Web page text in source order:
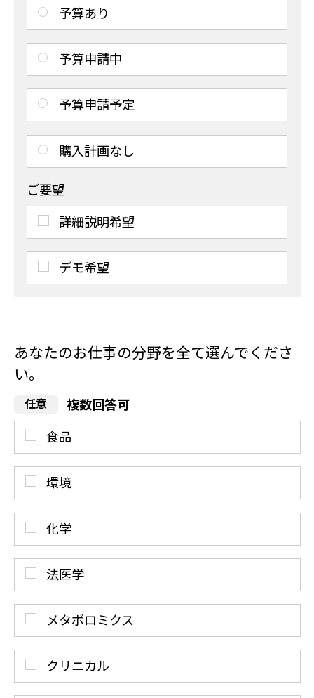
予算あり
予算申請中
予算申請予定
購入計画なし
ご要望
詳細説明希望
デモ希望
あなたのお仕事の分野を全て選んでくださ
い。
複数回答可
食品
環境
化学
法医学
メタボロミクス
クリニカル